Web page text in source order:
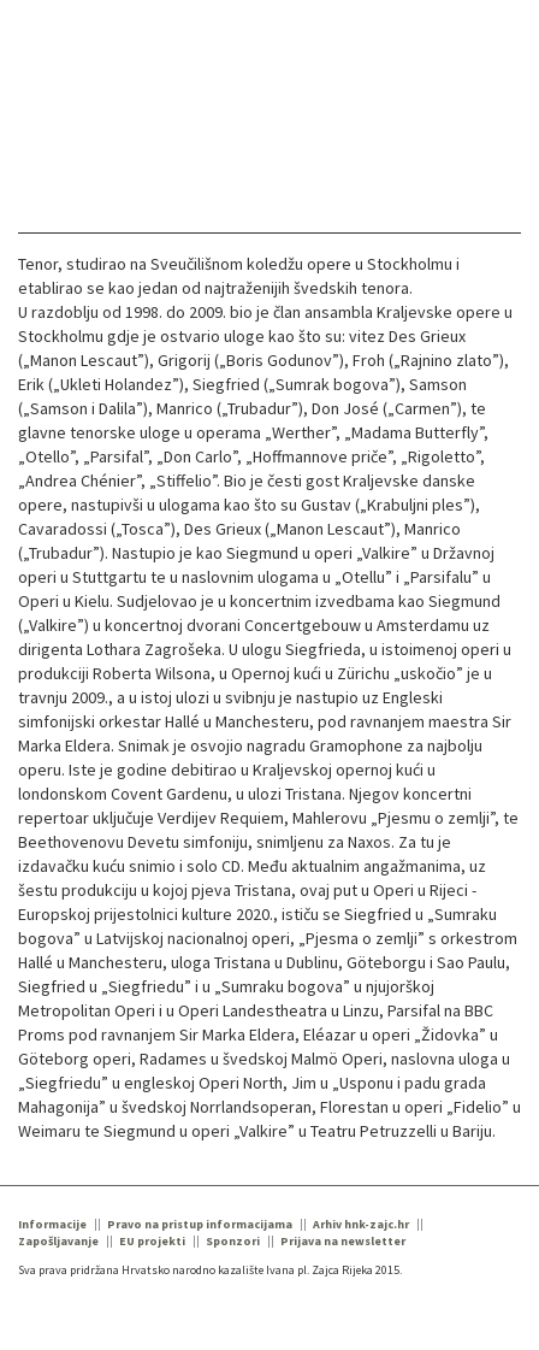
Tenor, studirao na Sveučilišnom koledžu opere u Stockholmu i
etablirao se kao jedan od najtraženijih švedskih tenora.
U razdoblju od 1998. do 2009. bio je član ansambla Kraljevske opere u
Stockholmu gdje je ostvario uloge kao što su: vitez Des Grieux
(„Manon Lescaut”), Grigorij („Boris Godunov”), Froh („Rajnino zlato”),
Erik („Ukleti Holandez”), Siegfried („Sumrak bogova”), Samson
(„Samson i Dalila”), Manrico („Trubadur”), Don José („Carmen”), te
glavne tenorske uloge u operama „Werther”, „Madama Butterfly”,
„Otello”, „Parsifal”, „Don Carlo”, „Hoffmannove priče”, „Rigoletto”,
„Andrea Chénier”, „Stiffelio”. Bio je česti gost Kraljevske danske
opere, nastupivši u ulogama kao što su Gustav („Krabuljni ples”),
Cavaradossi („Tosca”), Des Grieux („Manon Lescaut”), Manrico
(„Trubadur”). Nastupio je kao Siegmund u operi „Valkire” u Državnoj
operi u Stuttgartu te u naslovnim ulogama u „Otellu” i „Parsifalu” u
Operi u Kielu. Sudjelovao je u koncertnim izvedbama kao Siegmund
(„Valkire”) u koncertnoj dvorani Concertgebouw u Amsterdamu uz
dirigenta Lothara Zagrošeka. U ulogu Siegfrieda, u istoimenoj operi u
produkciji Roberta Wilsona, u Opernoj kući u Zürichu „uskočio” je u
travnju 2009., a u istoj ulozi u svibnju je nastupio uz Engleski
simfonijski orkestar Hallé u Manchesteru, pod ravnanjem maestra Sir
Marka Eldera. Snimak je osvojio nagradu Gramophone za najbolju
operu. Iste je godine debitirao u Kraljevskoj opernoj kući u
londonskom Covent Gardenu, u ulozi Tristana. Njegov koncertni
repertoar uključuje Verdijev Requiem, Mahlerovu „Pjesmu o zemlji”, te
Beethovenovu Devetu simfoniju, snimljenu za Naxos. Za tu je
izdavačku kuću snimio i solo CD. Među aktualnim angažmanima, uz
šestu produkciju u kojoj pjeva Tristana, ovaj put u Operi u Rijeci -
Europskoj prijestolnici kulture 2020., ističu se Siegfried u „Sumraku
bogova” u Latvijskoj nacionalnoj operi, „Pjesma o zemlji” s orkestrom
Hallé u Manchesteru, uloga Tristana u Dublinu, Göteborgu i Sao Paulu,
Siegfried u „Siegfriedu” i u „Sumraku bogova” u njujorškoj
Metropolitan Operi i u Operi Landestheatra u Linzu, Parsifal na BBC
Proms pod ravnanjem Sir Marka Eldera, Eléazar u operi „Židovka” u
Göteborg operi, Radames u švedskoj Malmö Operi, naslovna uloga u
„Siegfriedu” u engleskoj Operi North, Jim u „Usponu i padu grada
Mahagonija” u švedskoj Norrlandsoperan, Florestan u operi „Fidelio” u
Weimaru te Siegmund u operi „Valkire” u Teatru Petruzzelli u Bariju.
Informacije Pravo na pristup informacijama
Arhiv hnk-zajc.hr
Zapošljavanje
EU projekti Sponzori
Prijava na newsletter
Sva prava pridržana Hrvatsko narodno kazalište Ivana pl. Zajca Rijeka 2015.